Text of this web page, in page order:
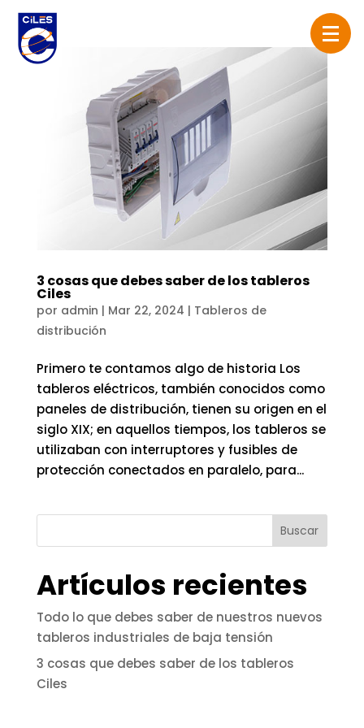
3 cosas que debes saber de los tableros
Ciles
por admin | Mar 22, 2024 | Tableros de
distribución
Primero te contamos algo de historia Los
tableros eléctricos, también conocidos como
paneles de distribución, tienen su origen en el
siglo XIX; en aquellos tiempos, los tableros se
utilizaban con interruptores y fusibles de
protección conectados en paralelo, para...
Buscar
Artículos recientes
Todo lo que debes saber de nuestros nuevos
tableros industriales de baja tensión
3 cosas que debes saber de los tableros
Ciles